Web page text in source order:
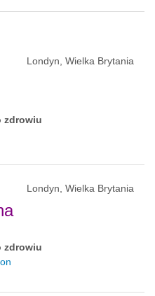
Londyn, Wielka Brytania
zdrowiu
Londyn, Wielka Brytania
zdrowiu